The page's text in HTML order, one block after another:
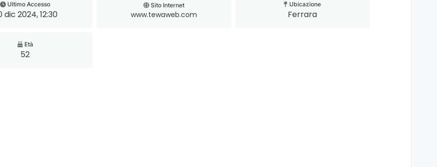
Ultimo Accesso
dic 2024, 12:30
Sito Internet
www.tewaweb.com
Ubicazione
Ferrara
Età
52